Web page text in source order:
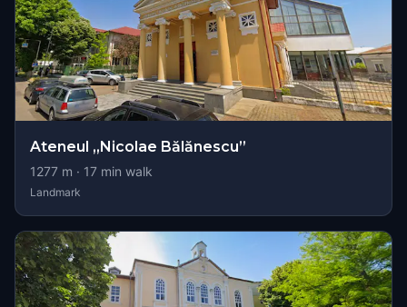
Ateneul „Nicolae Bălănescu”
1277 m · 17 min walk
Landmark